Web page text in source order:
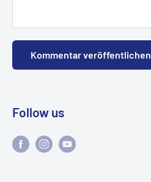
Kommentar veröffentlichen
Follow us